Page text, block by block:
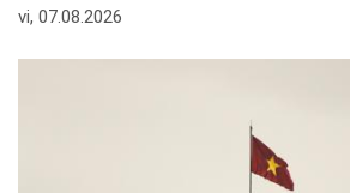
vi, 07.08.2026